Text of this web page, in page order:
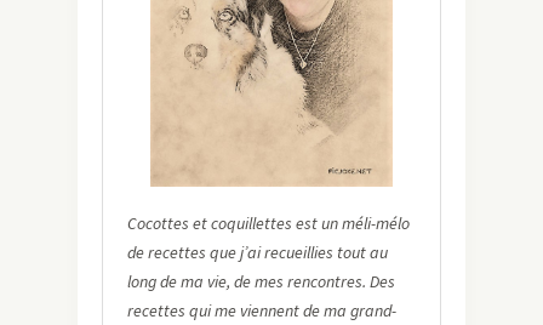
Cocottes et coquillettes est un méli-mélo
de recettes que j’ai recueillies tout au
long de ma vie, de mes rencontres. Des
recettes qui me viennent de ma grand-